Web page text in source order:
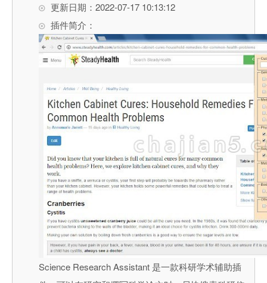
更新日期：2022-07-17 10:13:12
插件简介：
Science Research Assistant 是一款科研学术辅助插